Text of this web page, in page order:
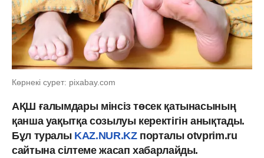
Көрнекі сурет: pixabay.com
АҚШ ғалымдары мінсіз төсек қатынасының
қанша уақытқа созылуы керектігін анықтады.
Бұл туралыKAZ.NUR.KZ порталы otvprim.ru
сайтына сілтеме жасап хабарлайды.